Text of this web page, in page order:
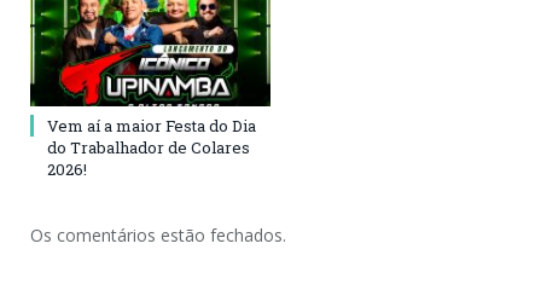
Vem aí a maior Festa do Dia
do Trabalhador de Colares
2026!
Os comentários estão fechados.